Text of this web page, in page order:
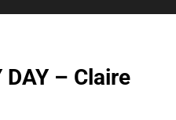
DAY – Claire